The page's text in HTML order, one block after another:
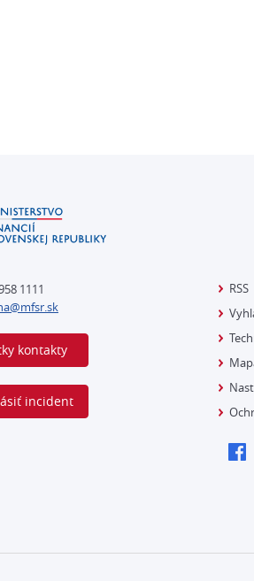
1111
kontakty
incident
RSS